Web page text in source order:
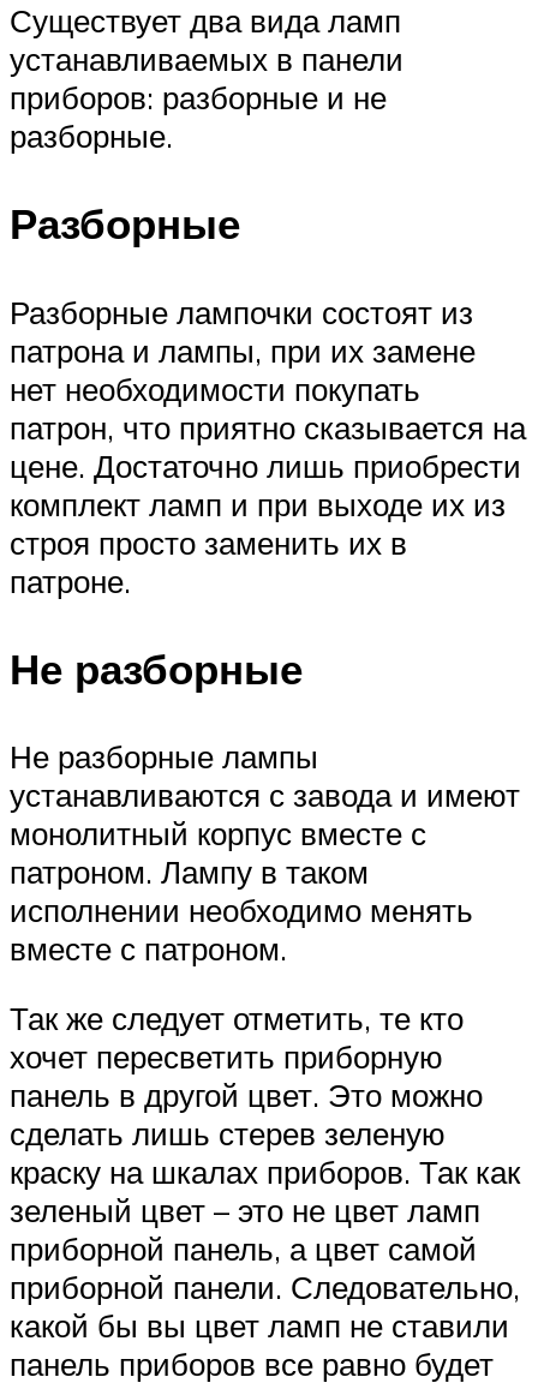
Существует два вида ламп
устанавливаемых в панели
приборов: разборные и не
разборные.
Разборные
Разборные лампочки состоят из
патрона и лампы, при их замене
нет необходимости покупать
патрон, что приятно сказывается на
цене. Достаточно лишь приобрести
комплект ламп и при выходе их из
строя просто заменить их в
патроне.
Не разборные
Не разборные лампы
устанавливаются с завода и имеют
монолитный корпус вместе с
патроном. Лампу в таком
исполнении необходимо менять
вместе с патроном.
Так же следует отметить, те кто
хочет пересветить приборную
панель в другой цвет. Это можно
сделать лишь стерев зеленую
краску на шкалах приборов. Так как
зеленый цвет – это не цвет ламп
приборной панель, а цвет самой
приборной панели. Следовательно,
какой бы вы цвет ламп не ставили
панель приборов все равно будет